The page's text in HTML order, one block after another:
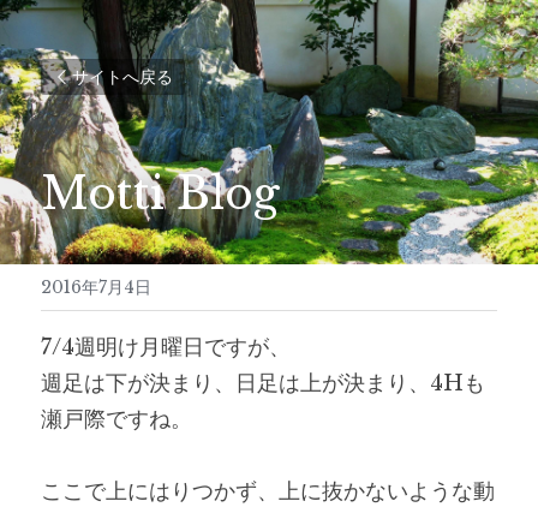
サイトへ戻る
Motti Blog
2016年7月4日
7/4週明け月曜日ですが、
週足は下が決まり、日足は上が決まり、4Hも
瀬戸際ですね。
ここで上にはりつかず、上に抜かないような動